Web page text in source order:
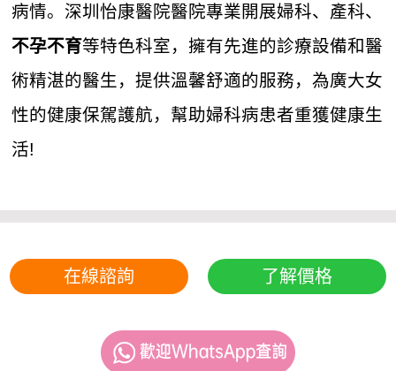
病情。深圳怡康醫院醫院專業開展婦科、產科、
不孕不育等特色科室，擁有先進的診療設備和醫
術精湛的醫生，提供溫馨舒適的服務，為廣大女
性的健康保駕護航，幫助婦科病患者重獲健康生
活!
在線諮詢 了解價格